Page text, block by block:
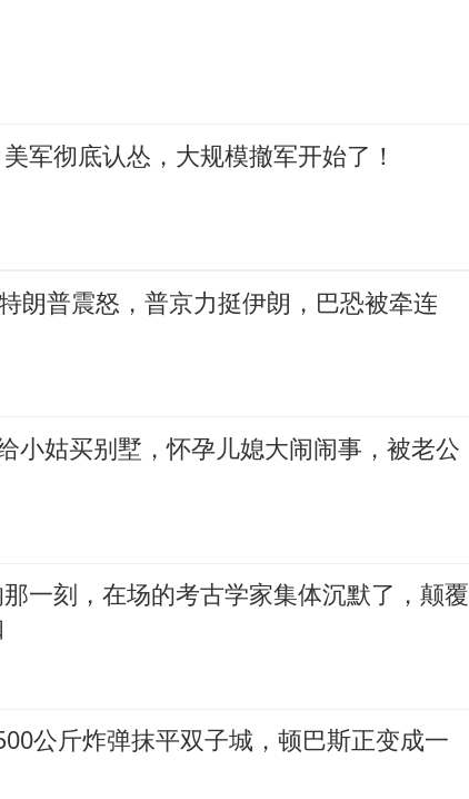
军彻底认怂，大规模撤军开始了！
朗普震怒，普京力挺伊朗，巴恐被牵连
小姑买别墅，怀孕儿媳大闹闹事，被老公
一刻，在场的考古学家集体沉默了，颠覆
公斤炸弹抹平双子城，顿巴斯正变成一